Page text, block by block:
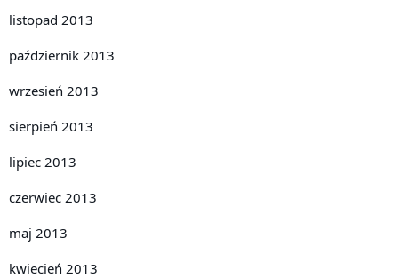
listopad 2013
październik 2013
wrzesień 2013
sierpień 2013
lipiec 2013
czerwiec 2013
maj 2013
kwiecień 2013